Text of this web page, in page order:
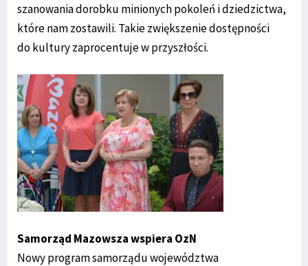
szanowania dorobku minionych pokoleń i dziedzictwa,
które nam zostawili. Takie zwiększenie dostępności
do kultury zaprocentuje w przyszłości.
Samorząd Mazowsza wspiera OzN
Nowy program samorządu województwa